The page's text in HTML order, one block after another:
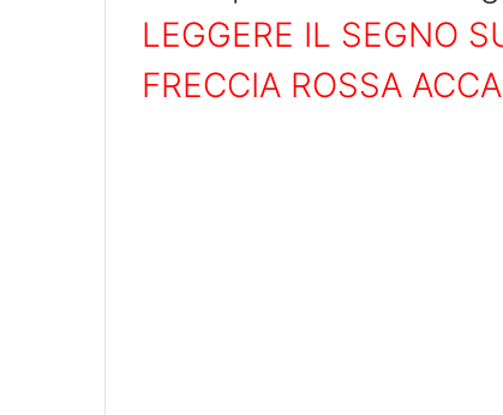
LEGGERE IL SEGNO
FRECCIA ROSSA